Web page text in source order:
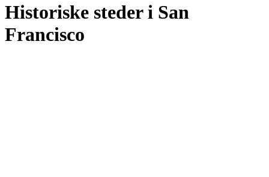
Historiske steder i San
Francisco